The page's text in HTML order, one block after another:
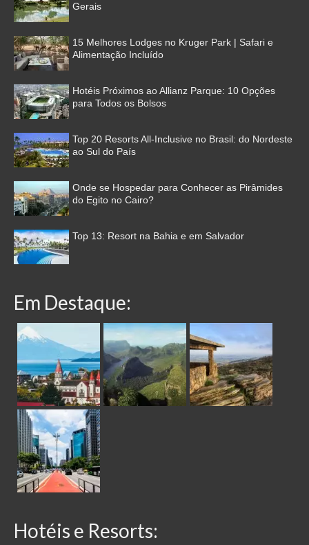
Gerais
15 Melhores Lodges no Kruger Park | Safari e
Alimentação Incluído
Hotéis Próximos ao Allianz Parque: 10 Opções
para Todos os Bolsos
Top 20 Resorts All-Inclusive no Brasil: do Nordeste
ao Sul do País
Onde se Hospedar para Conhecer as Pirâmides
do Egito no Cairo?
Top 13: Resort na Bahia e em Salvador
Em Destaque:
Hotéis e Resorts: